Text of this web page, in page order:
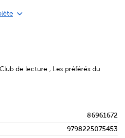
de lecture , Les préférés du
86961672
9798225075453